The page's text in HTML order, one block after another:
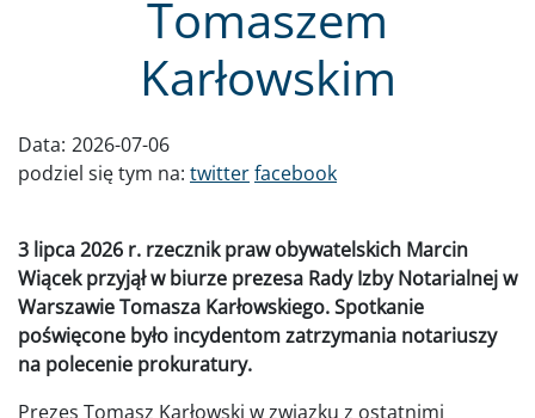
Tomaszem
Karłowskim
Data: 2026-07-06
podziel się tym na: twitterfacebook
3 lipca 2026 r. rzecznik praw obywatelskich Marcin
Wiącek przyjął w biurze prezesa Rady Izby Notarialnej w
Warszawie Tomasza Karłowskiego. Spotkanie
poświęcone było incydentom zatrzymania notariuszy
na polecenie prokuratury.
Prezes Tomasz Karłowski w związku z ostatnimi